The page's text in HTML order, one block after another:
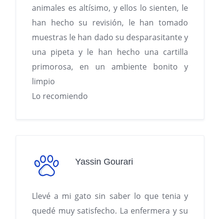
animales es altísimo, y ellos lo sienten, le
han hecho su revisión, le han tomado
muestras le han dado su desparasitante y
una pipeta y le han hecho una cartilla
primorosa, en un ambiente bonito y
limpio
Lo recomiendo
Yassin Gourari
Llevé a mi gato sin saber lo que tenia y
quedé muy satisfecho. La enfermera y su